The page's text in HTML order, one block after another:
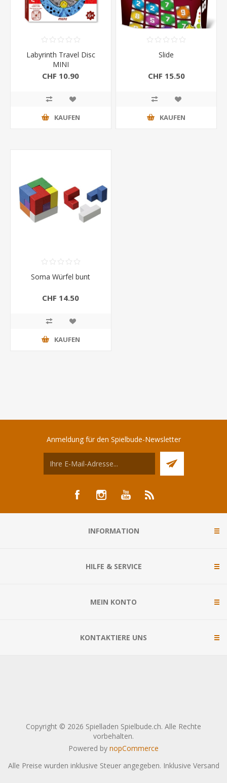
Labyrinth Travel Disc
MINI
CHF 10.90
KAUFEN
Slide
CHF 15.50
KAUFEN
Soma Würfel bunt
CHF 14.50
KAUFEN
Anmeldung für den Spielbude-Newsletter
INFORMATION
HILFE & SERVICE
MEIN KONTO
KONTAKTIERE UNS
Copyright © 2026 Spielladen Spielbude.ch. Alle Rechte
vorbehalten.
Powered by nopCommerce
Alle Preise wurden inklusive Steuer angegeben. Inklusive Versand